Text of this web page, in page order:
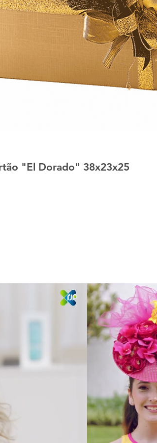
"El Dorado" 38x23x25